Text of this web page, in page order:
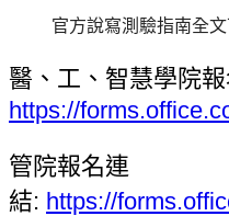
官方說寫測驗指南全文
醫、工、智慧學院
https://
管院報名連
結: https://